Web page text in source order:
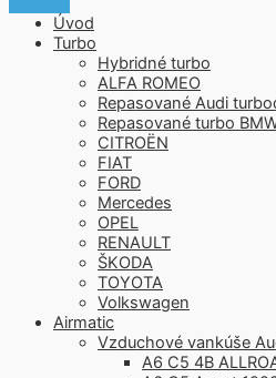
Úvod
Turbo
Hybridné turbo
ALFA ROMEO
Repasované Audi
Repasované turbo
CITROËN
FIAT
FORD
Mercedes
OPEL
RENAULT
ŠKODA
TOYOTA
Volkswagen
Airmatic
Vzduchové vankúše
A6 C5 4B